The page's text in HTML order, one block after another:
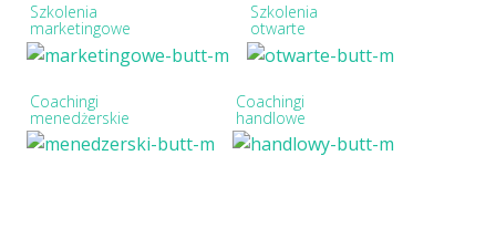
Szkolenia
marketingowe
Szkolenia
otwarte
Coachingi
menedżerskie
Coachingi
handlowe